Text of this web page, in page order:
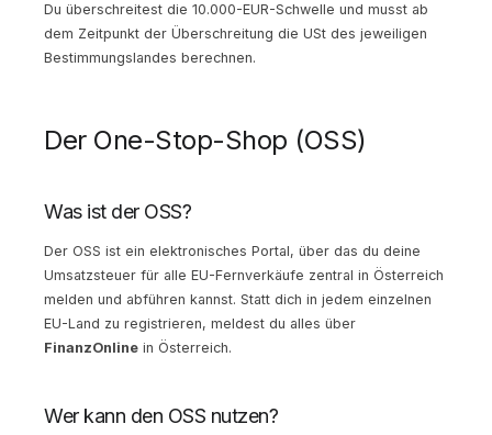
Du überschreitest die 10.000-EUR-Schwelle und musst ab
dem Zeitpunkt der Überschreitung die USt des jeweiligen
Bestimmungslandes berechnen.
Der One-Stop-Shop (OSS)
Was ist der OSS?
Der OSS ist ein elektronisches Portal, über das du deine
Umsatzsteuer für alle EU-Fernverkäufe zentral in Österreich
melden und abführen kannst. Statt dich in jedem einzelnen
EU-Land zu registrieren, meldest du alles über
FinanzOnline in Österreich.
Wer kann den OSS nutzen?